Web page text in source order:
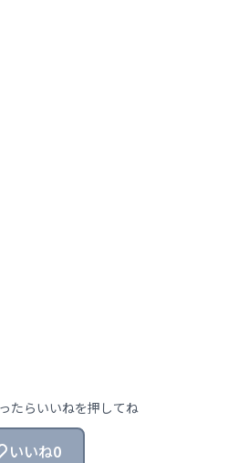
たらいいねを押してね
いいね0